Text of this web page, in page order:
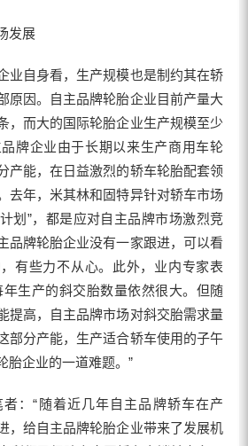
发展
自身看，生产规模也是制约其在轿
原因。自主品牌轮胎企业目前产量大
，而大的国际轮胎企业生产规模至少
牌企业由于长期以来生产商用车轮
产能，在日益激烈的轿车轮胎配套领
去年，米其林和固特异针对轿车市场
划”，都是应对自主品牌市场激烈竞
品牌轮胎企业没有一家跟进，可以看
有些力不从心。此外，业内专家表
年生产的斜交胎数量依然很大。但随
提高，自主品牌市场对斜交胎需求量
部分产能，生产适合轿车使用的子午
胎企业的一道难题。”
“随着近几年自主品牌轿车在产
，给自主品牌轮胎企业带来了发展机